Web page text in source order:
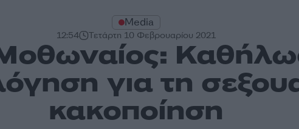
Media
12:54 Τετάρτη 10 Φεβρουαρίου 2021
για τη
κακοποίηση